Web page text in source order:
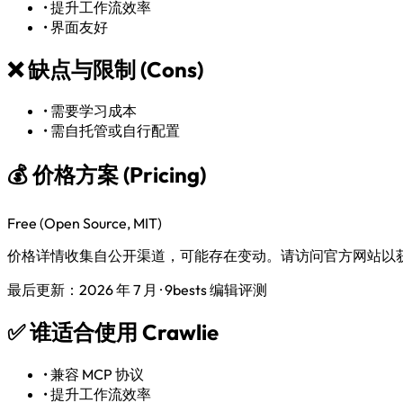
•提升工作流效率
•界面友好
❌缺点与限制 (Cons)
• 需要学习成本
• 需自托管或自行配置
💰 价格方案 (Pricing)
Free (Open Source, MIT)
价格详情收集自公开渠道，可能存在变动。请访问官方网站以
最后更新：2026 年 7 月 · 9bests 编辑评测
✅谁适合使用 Crawlie
•兼容 MCP 协议
•提升工作流效率